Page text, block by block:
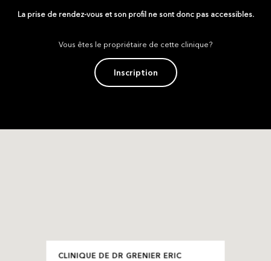
La prise de rendez-vous et son profil ne sont donc pas accessibles.
Vous êtes le propriétaire de cette clinique?
Inscription
CLINIQUE DE DR GRENIER ERIC